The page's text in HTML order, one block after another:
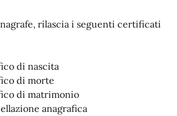
rilascia i seguenti certificati
di nascita
di morte
di matrimonio
anagrafica